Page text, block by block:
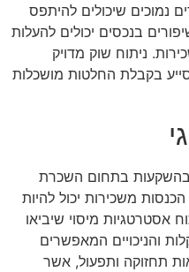
נמוכים שיכולים להיתפס
בנכסים יכולים להעלות
ניתוח שוק מדויק
בקבלת החלטות מושכלות
בהשקעות בתחום השכרת
משכירות יכול להיות
אסטרטגיות מיסוי שיביאו
והניכויים המאפשרים
תחזוקה ותפעול, אשר